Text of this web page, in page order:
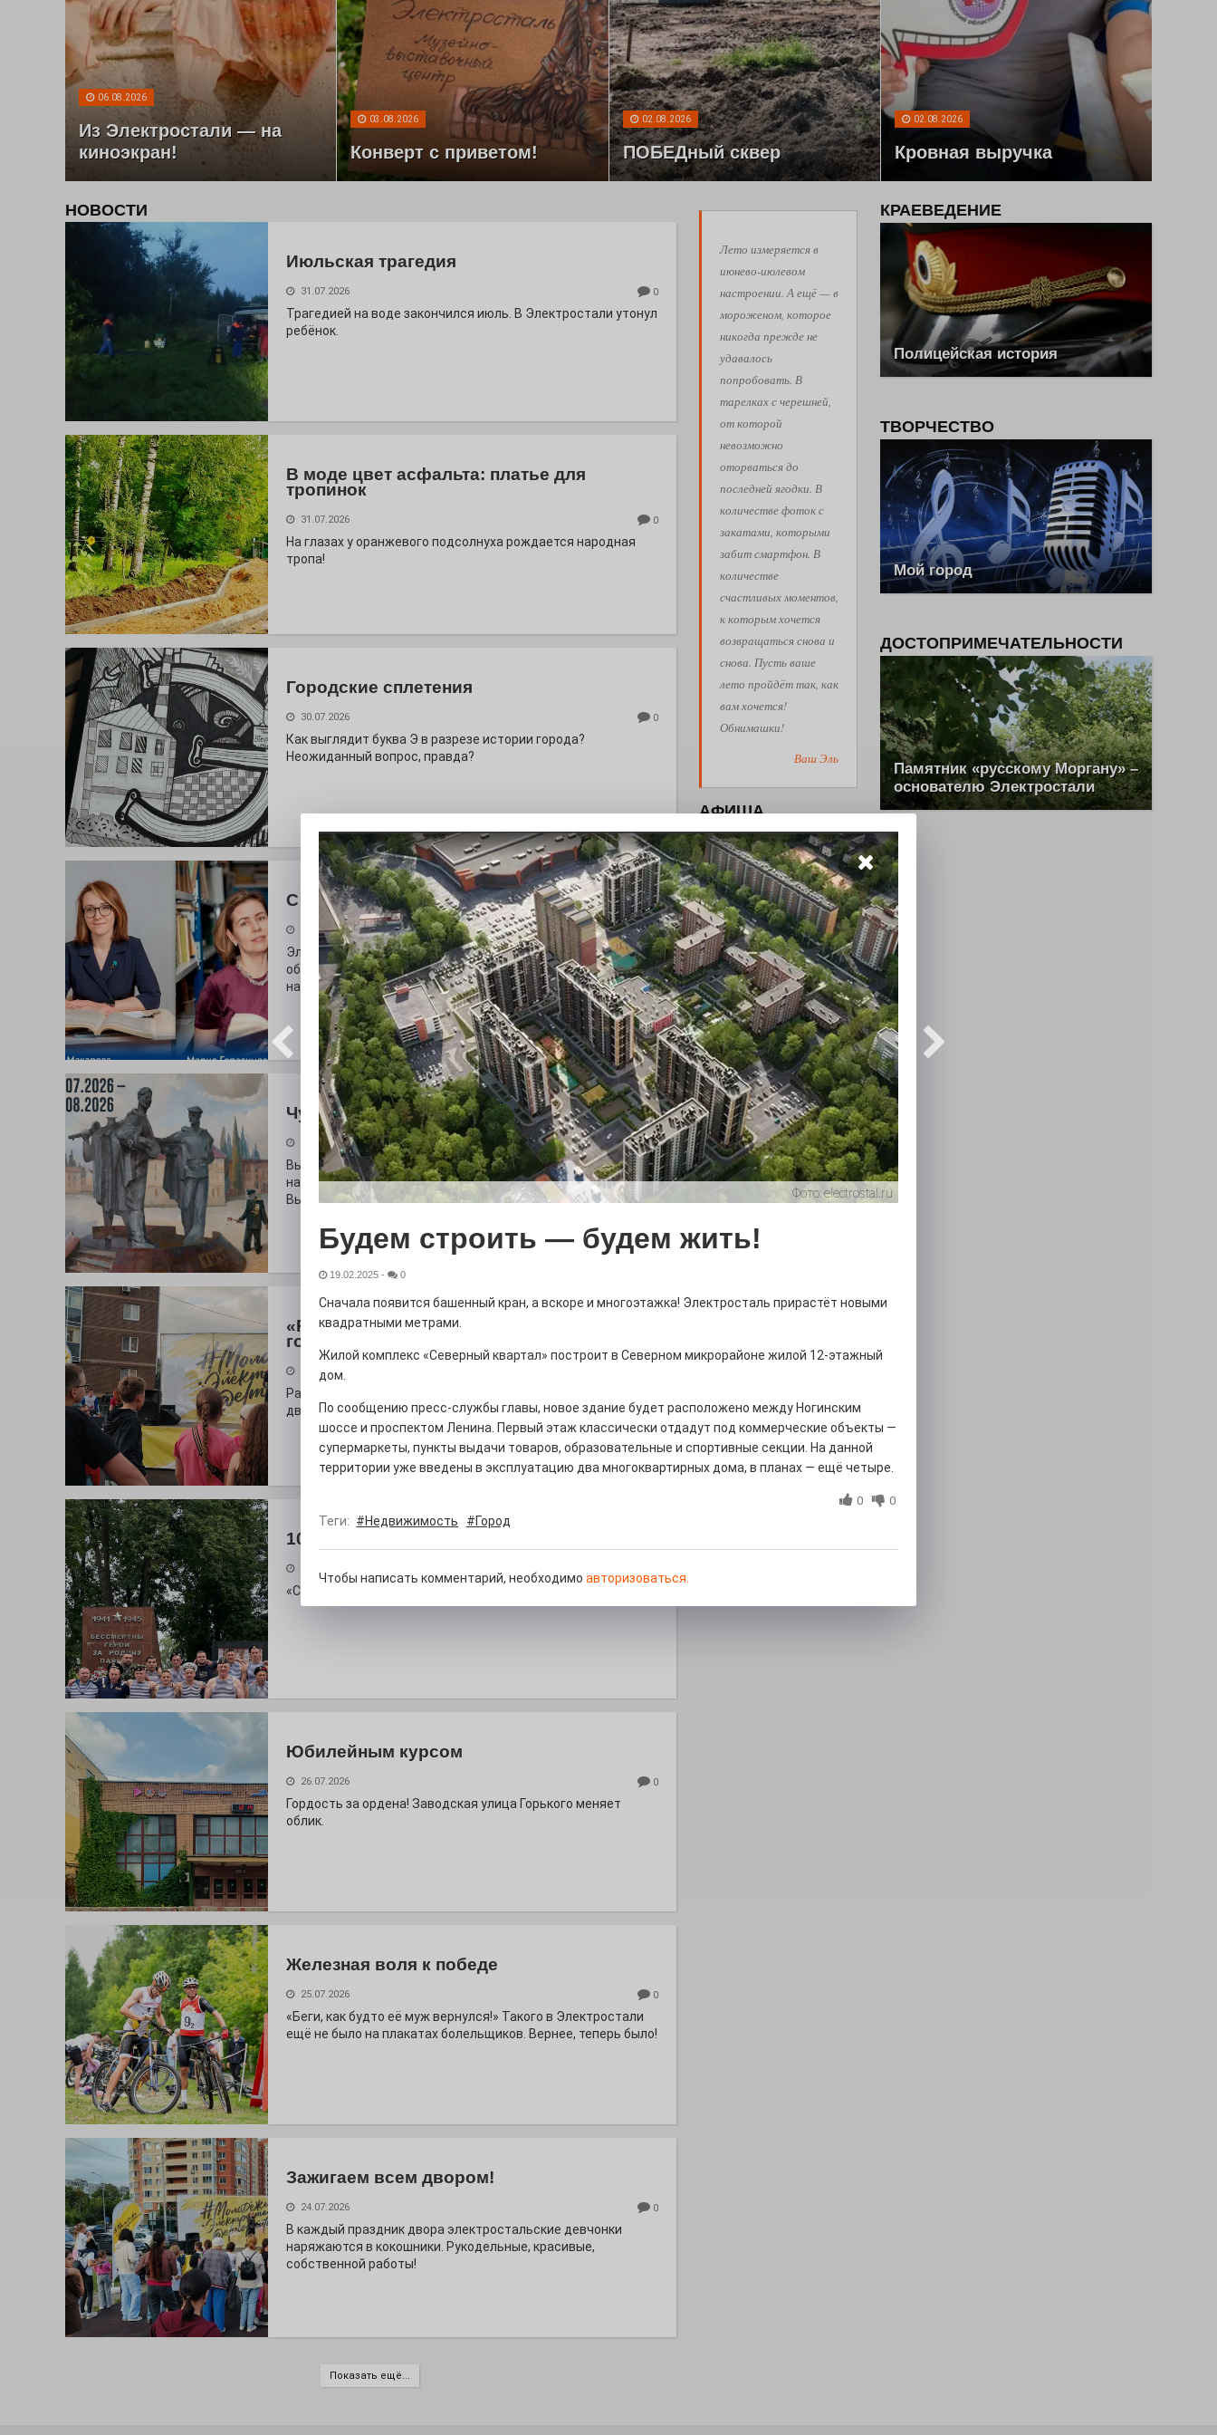
06.08.2026
Из Электростали — на
киноэкран!
03.08.2026
Конверт с приветом!
02.08.2026
ПОБЕДный сквер
02.08.2026
Кровная выручка
Лето измеряется в
июнево-июлевом
настроении. А ещё — в
мороженом, которое
никогда прежде не
удавалось
попробовать. В
тарелках с черешней,
от которой
невозможно
оторваться до
последней ягодки. В
количестве фоток с
закатами, которыми
забит смартфон. В
количестве
счастливых моментов,
к которым хочется
возвращаться снова и
снова. Пусть ваше
лето пройдёт так, как
вам хочется!
Обнимашки!
Ваш Эль
АФИША
поделиться
НОВОСТИ
Июльская трагедия
31.07.2026 0
Трагедией на воде закончился июль. В Электростали утонул
ребёнок.
В моде цвет асфальта: платье для
тропинок
31.07.2026 0
На глазах у оранжевого подсолнуха рождается народная
тропа!
Городские сплетения
30.07.2026 0
Как выглядит буква Э в разрезе истории города?
Неожиданный вопрос, правда?
С любовью к истории, литературе и детям
29.07.2026 0
Электросталь давно зарекомендовала себя флагманом
образования. В очередной раз этот статус подтвердили
наши педагоги.
Чувство Родины — одно на всех
28.07.2026 0
Выставка «Палитра героизма» — новый масштабный проект,
на который электростальцев приглашает к себе
Выставочный зал им. Олега Коняшина.
«Районы-кварталы» путешествуют по
городу
27.07.2026
Радость в квадрате! На этой неделе электростальцев
дважды порадует проект «Районы-кварталы».
100 футов под килем!
«С ними дядька Черномор»
Юбилейным курсом
26.07.2026 0
Гордость за ордена! Заводская улица Горького меняет
облик.
Железная воля к победе
25.07.2026 0
«Беги, как будто её муж вернулся!» Такого в Электростали
ещё не было на плакатах болельщиков. Вернее, теперь было!
Зажигаем всем двором!
24.07.2026 0
В каждый праздник двора электростальские девчонки
наряжаются в кокошники. Рукодельные, красивые,
собственной работы!
Показать ещё...
КРАЕВЕДЕНИЕ
Полицейская история
ТВОРЧЕСТВО
Мой город
ДОСТОПРИМЕЧАТЕЛЬНОСТИ
Памятник «русскому Моргану» –
основателю Электростали
Фото:electrostal.ru
Будем строить — будем жить!
19.02.2025 - 0
Сначала появится башенный кран, а вскоре и многоэтажка! Электросталь прирастёт новыми
квадратными метрами.
Жилой комплекс «Северный квартал» построит в Северном микрорайоне жилой 12-этажный
дом.
По сообщению пресс-службы главы, новое здание будет расположено между Ногинским
шоссе и проспектом Ленина. Первый этаж классически отдадут под коммерческие объекты —
супермаркеты, пункты выдачи товаров, образовательные и спортивные секции. На данной
территории уже введены в эксплуатацию два многоквартирных дома, в планах — ещё четыре.
0 0
Теги: #Недвижимость #Город
Чтобы написать комментарий, необходимо авторизоваться.